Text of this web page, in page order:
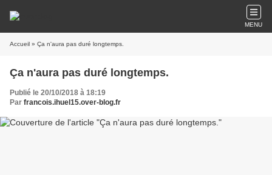
MENU
Accueil » Ça n'aura pas duré longtemps.
Ça n'aura pas duré longtemps.
Publié le 20/10/2018 à 18:19
Par francois.ihuel15.over-blog.fr